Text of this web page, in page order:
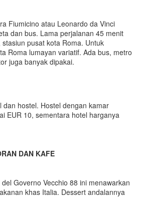
Fiumicino atau Leonardo da Vinci
dan bus. Lama perjalanan 45 menit
pusat kota Roma. Untuk
Roma lumayan variatif. Ada bus, metro
juga banyak dipakai.
dan hostel. Hostel dengan kamar
EUR 10, sementara hotel harganya
DAN KAFE
Governo Vecchio 88 ini menawarkan
khas Italia. Dessert andalannya